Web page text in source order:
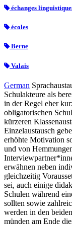
échanges
écoles
Berne
Valais
German
Schulakteure als
in der Regel eher
obligatorischen
kürzeren
Einzelaustausch
erhöhte Motivation
und von
erwähnen neben
gleichzeitig
sei, auch einige
Schulen während
sollten sowie
werden in den
münden am Ende